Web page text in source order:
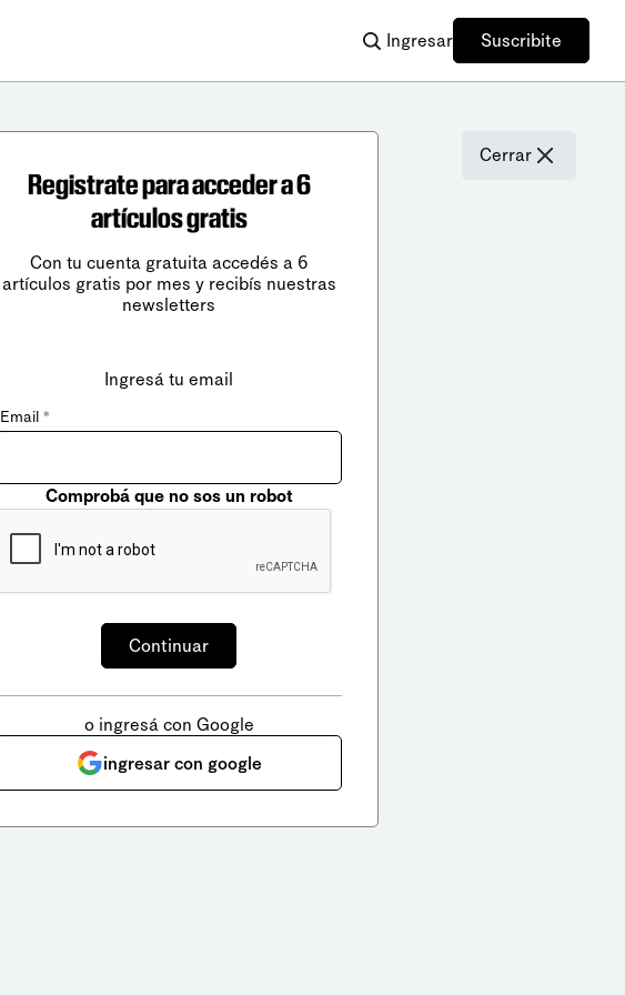
Ingresar Suscribite
Cerrar
Registrate para acceder a 6
artículos gratis
Con tu cuenta gratuita accedés a 6
artículos gratis por mes y recibís nuestras
newsletters
Ingresá tu email
Email *
Comprobá que no sos un robot
o ingresá con Google
ingresar con google